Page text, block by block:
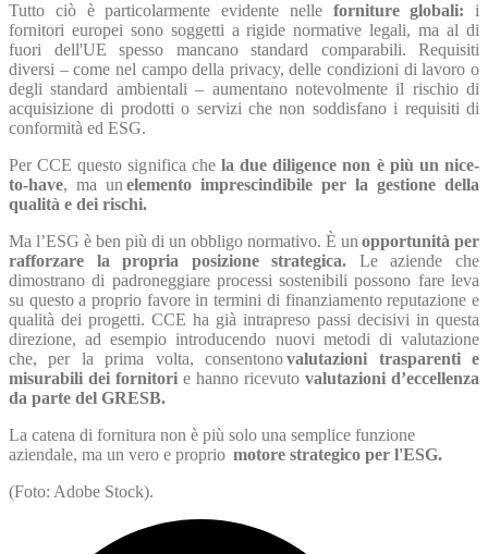
Tutto ciò è particolarmente evidente nelle forniture globali: i
fornitori europei sono soggetti a rigide normative legali, ma al di
fuori dell'UE spesso mancano standard comparabili. Requisiti
diversi – come nel campo della privacy, delle condizioni di lavoro o
degli standard ambientali – aumentano notevolmente il rischio di
acquisizione di prodotti o servizi che non soddisfano i requisiti di
conformità ed ESG.
Per CCE questo significa che la due diligence non è più un nice-
to-have, ma un elemento imprescindibile per la gestione della
qualità e dei rischi.
Ma l’ESG è ben più di un obbligo normativo. È un opportunità per
rafforzare la propria posizione strategica. Le aziende che
dimostrano di padroneggiare processi sostenibili possono fare leva
su questo a proprio favore in termini di finanziamento reputazione e
qualità dei progetti. CCE ha già intrapreso passi decisivi in questa
direzione, ad esempio introducendo nuovi metodi di valutazione
che, per la prima volta, consentonovalutazioni trasparenti e
misurabili dei fornitori e hanno ricevuto valutazioni d’eccellenza
da parte del GRESB.
La catena di fornitura non è più solo una semplice funzione
aziendale, ma un vero e proprio motore strategico per l'ESG.
(Foto: Adobe Stock).